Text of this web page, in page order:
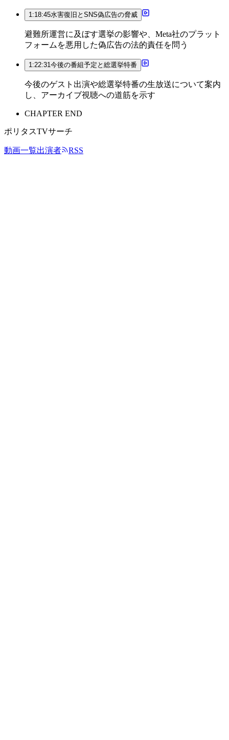
1:18:45水害復旧とSNS偽広告の脅威
避難所運営に及ぼす選挙の影響や、Meta社のプラット
フォームを悪用した偽広告の法的責任を問う
1:22:31今後の番組予定と総選挙特番
今後のゲスト出演や総選挙特番の生放送について案内
し、アーカイブ視聴への道筋を示す
CHAPTER END
ポリタスTVサーチ
動画一覧出演者 RSS